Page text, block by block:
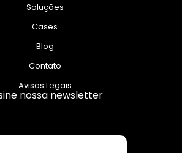
Soluções
Cases
Blog
Contato
Avisos Legais
nossa newsletter